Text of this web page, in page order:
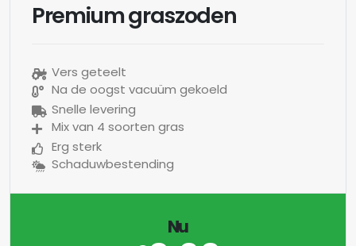
Premium graszoden
Vers geteelt
Na de oogst vacuüm gekoeld
Snelle levering
Mix van 4 soorten gras
Erg sterk
Schaduwbestending
Nu